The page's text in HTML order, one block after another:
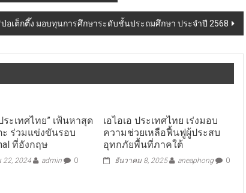
อเต็กตึ๊ง มอบทุนการศึกษาระดับชั้นประถมศึกษา ประจำปี 2568
ระเทศไทย” เฟ้นหาสุด
ะ ร่วมแข่งขันรอบ
ที่อังกฤษ
22, 2024 admin 0
เอไอเอ ประเทศไทย เร่งมอบ
ความช่วยเหลือฟื้นฟูผู้ประสบ
อุทกภัยพื้นที่ภาคใต้
ธันวาคม 8, 2025 aneaphong 0